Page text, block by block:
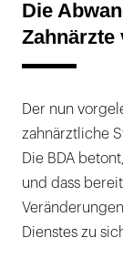
Die
Zahnärzte
Der nun
zahnärztliche
Die BDA
und dass
Dienstes zu